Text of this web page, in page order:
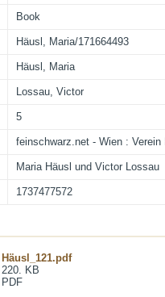
Book
Häusl, Maria/171664493
Häusl, Maria
Lossau, Victor
5
feinschwarz.net - Wien : Verein
Maria Häusl und Victor Lossau
1737477572
Häusl_121.pdf
220. KB
PDF